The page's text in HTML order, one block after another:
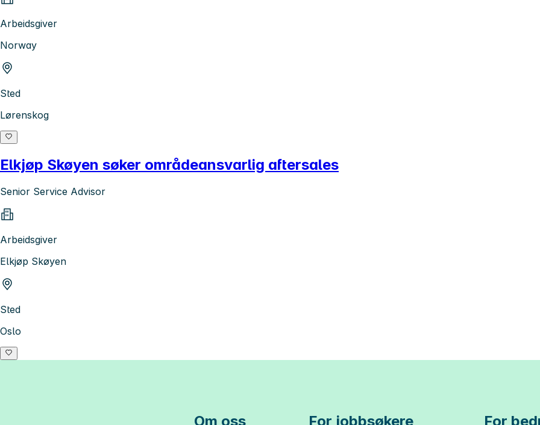
Arbeidsgiver
Norway
Sted
Lørenskog
Elkjøp Skøyen søker områdeansvarlig aftersales
Senior Service Advisor
Arbeidsgiver
Elkjøp Skøyen
Sted
Oslo
Om oss For jobbsøkere For